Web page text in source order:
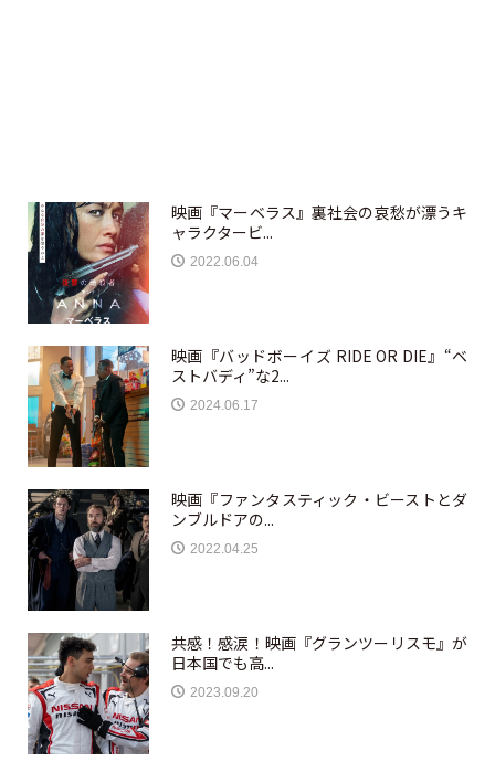
映画『マーベラス』裏社会の哀愁が漂うキ
ャラクタービ...
2022.06.04
映画『バッドボーイズ RIDE OR DIE』“ベ
ストバディ”な2...
2024.06.17
映画『ファンタスティック・ビーストとダ
ンブルドアの...
2022.04.25
共感！感涙！映画『グランツーリスモ』が
日本国でも高...
2023.09.20